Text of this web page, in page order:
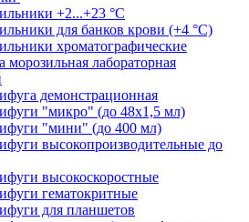
+2...+23 °С
для банков крови (+4 °С)
хроматографические
морозильная лабораторная
демонстрационная
"микро" (до 48x1,5 мл)
"мини" (до 400 мл)
высокопроизводительные до
высокоскоростные
гематокритные
для планшетов